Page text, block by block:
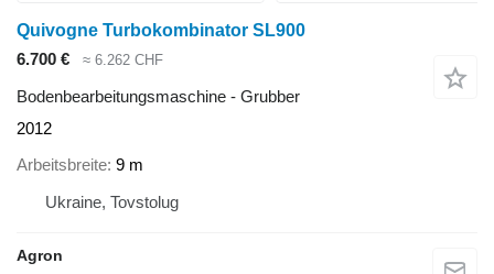
Quivogne Turbokombinator SL900
6.700 €
≈ 6.262 CHF
Bodenbearbeitungsmaschine - Grubber
2012
Arbeitsbreite 9 m
Ukraine, Tovstolug
Agron